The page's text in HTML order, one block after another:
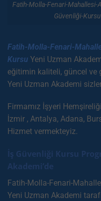
Fatih-Molla-Fenari-Mahallesi-
Güvenliği-Kursu
Fatih-Molla-Fenari-
Kursu Yeni Uzman
eğitimin kaliteli, güncel ve
Yeni Uzman Akademi
Firmamız İşyeri
İzmir , Antalya, Adana,
Hizmet vermekteyiz.
İş Güvenliği Kursu
Akademi’de
Fatih-Molla-Fenari-
Yeni Uzman Akademi